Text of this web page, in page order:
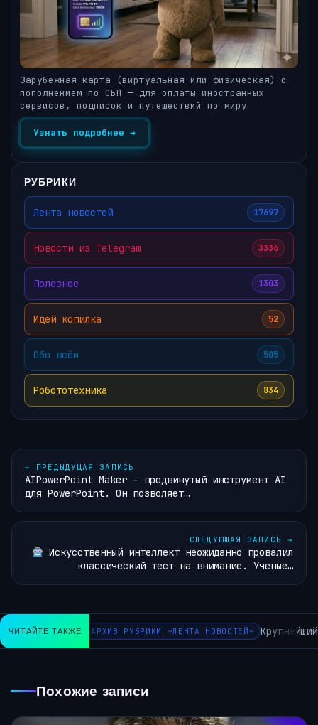
Зарубежная карта (виртуальная или физическая) с
пополнением по СБП — для оплаты иностранных
сервисов, подписок и путешествий по миру
Узнать подробнее →
РУБРИКИ
Лента новостей 17697
Новости из Telegram 3336
Полезное 1303
Идей копилка 52
Обо всём 505
Робототехника 834
← ПРЕДЫДУЩАЯ ЗАПИСЬ
AIPowerPoint Maker — продвинутый инструмент AI
для PowerPoint. Он позволяет…
СЛЕДУЮЩАЯ ЗАПИСЬ →
Искусственный интеллект неожиданно провалил
классический тест на внимание. Ученые…
ЧИТАЙТЕ ТАКЖЕ АРХИВ РУБРИКИ ~ЛЕНТА НОВОСТЕЙ~
Похожие записи